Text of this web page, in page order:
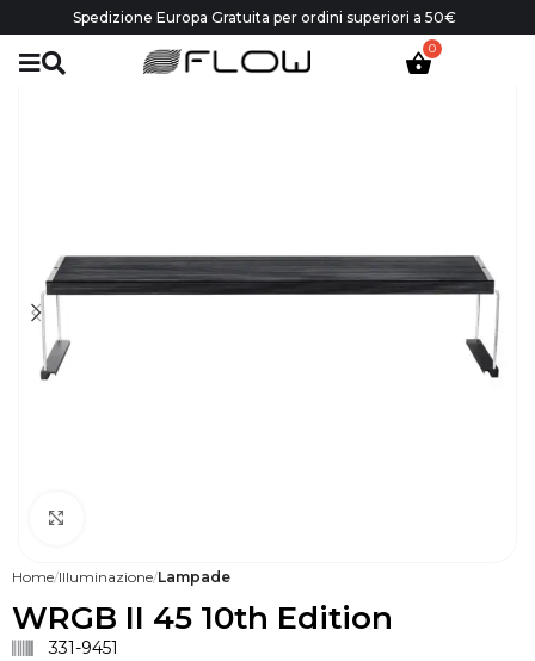
Spedizione Europa Gratuita per ordini superiori a 50€
Home Illuminazione Lampade
WRGB II 45 10th Edition
331-9451